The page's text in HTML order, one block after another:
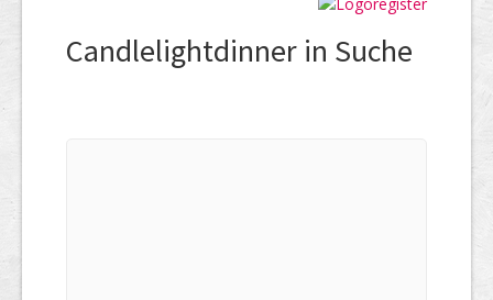
Candlelightdinner in Suche